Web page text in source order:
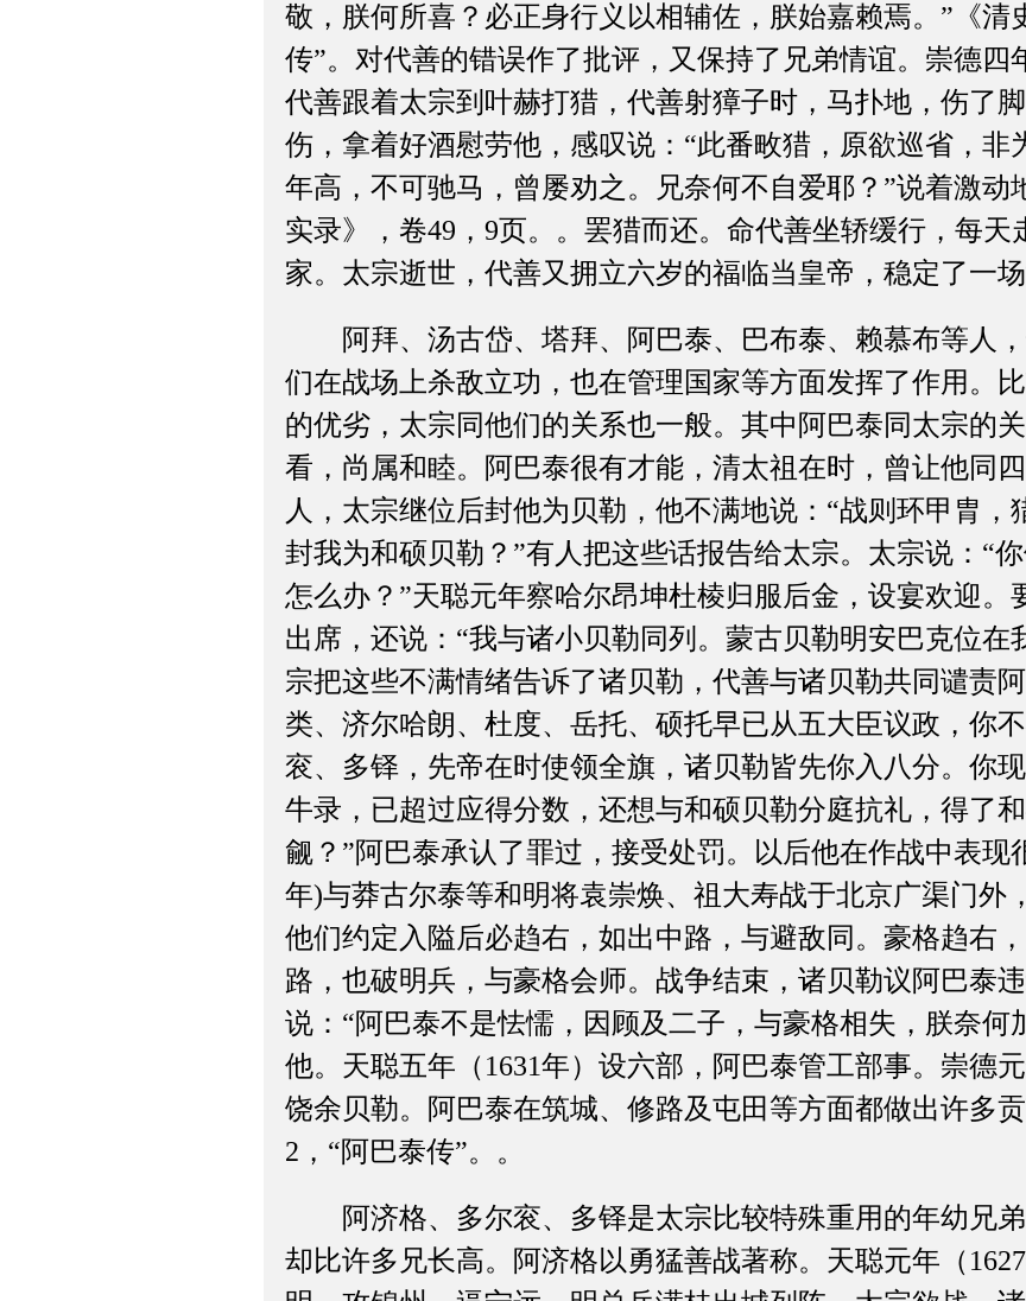
敬，朕何所喜？必正身行义以相辅佐，朕始嘉赖焉。”《清
传”。对代善的错误作了批评，又保持了兄弟情谊。崇德四
代善跟着太宗到叶赫打猎，代善射獐子时，马扑地，伤了
伤，拿着好酒慰劳他，感叹说：“此番畋猎，原欲巡省，非
年高，不可驰马，曾屡劝之。兄奈何不自爱耶？”说着激动
实录》，卷49，9页。。罢猎而还。命代善坐轿缓行，每天
家。太宗逝世，代善又拥立六岁的福临当皇帝，稳定了一场
阿拜、汤古岱、塔拜、阿巴泰、巴布泰、赖慕布等人
们在战场上杀敌立功，也在管理国家等方面发挥了作用。
的优劣，太宗同他们的关系也一般。其中阿巴泰同太宗的
看，尚属和睦。阿巴泰很有才能，清太祖在时，曾让他同
人，太宗继位后封他为贝勒，他不满地说：“战则环甲胄，
封我为和硕贝勒？”有人把这些话报告给太宗。太宗说：“
怎么办？”天聪元年察哈尔昂坤杜棱归服后金，设宴欢迎。
出席，还说：“我与诸小贝勒同列。蒙古贝勒明安巴克位在
宗把这些不满情绪告诉了诸贝勒，代善与诸贝勒共同谴责
类、济尔哈朗、杜度、岳托、硕托早已从五大臣议政，你
衮、多铎，先帝在时使领全旗，诸贝勒皆先你入八分。你
牛录，已超过应得分数，还想与和硕贝勒分庭抗礼，得了
觎？”阿巴泰承认了罪过，接受处罚。以后他在作战中表现
年)与莽古尔泰等和明将袁崇焕、祖大寿战于北京广渠门外
他们约定入隘后必趋右，如出中路，与避敌同。豪格趋右
路，也破明兵，与豪格会师。战争结束，诸贝勒议阿巴泰
说：“阿巴泰不是怯懦，因顾及二子，与豪格相失，朕奈何
他。天聪五年（1631年）设六部，阿巴泰管工部事。崇德
饶余贝勒。阿巴泰在筑城、修路及屯田等方面都做出许多
2，“阿巴泰传”。。
阿济格、多尔衮、多铎是太宗比较特殊重用的年幼兄弟
却比许多兄长高。阿济格以勇猛善战著称。天聪元年（